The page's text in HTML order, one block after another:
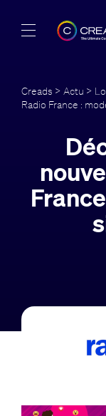
Offres
À propos
Guide
Creads > Actu >
Radio France :